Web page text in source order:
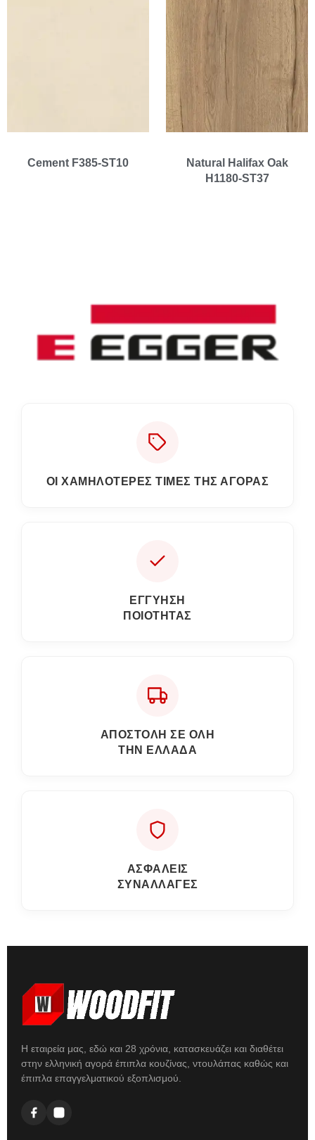
Cement F385-ST10
Natural Halifax Oak
H1180-ST37
ΟΙ ΧΑΜΗΛΟΤΕΡΕΣ ΤΙΜΕΣ ΤΗΣ ΑΓΟΡΑΣ
ΕΓΓΎΗΣΗ
ΠΟΙΌΤΗΤΑΣ
ΑΠΟΣΤΟΛΗ ΣΕ ΟΛΗ
ΤΗΝ ΕΛΛΑΔΑ
ΑΣΦΑΛΕΙΣ
ΣΥΝΑΛΛΑΓΕΣ
Η εταιρεία μας, εδώ και 28 χρόνια, κατασκευάζει και διαθέτει
στην ελληνική αγορά έπιπλα κουζίνας, ντουλάπας καθώς και
έπιπλα επαγγελματικού εξοπλισμού.